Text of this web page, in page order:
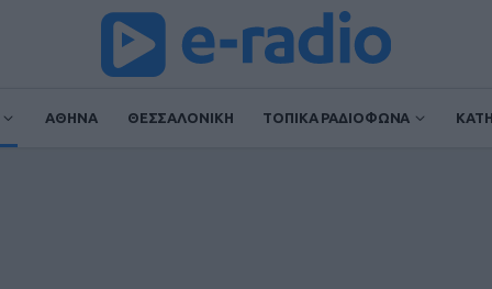
ΑΘΗΝΑ ΘΕΣΣΑΛΟΝΙΚΗ ΤΟΠΙΚΑ ΡΑΔΙΟΦΩΝΑ